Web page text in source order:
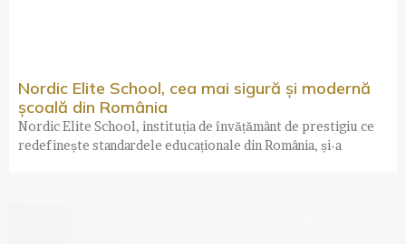
Nordic Elite School, cea mai sigură și modernă
școală din România
Nordic Elite School, instituția de învățământ de prestigiu ce
redefinește standardele educaționale din România, și-a